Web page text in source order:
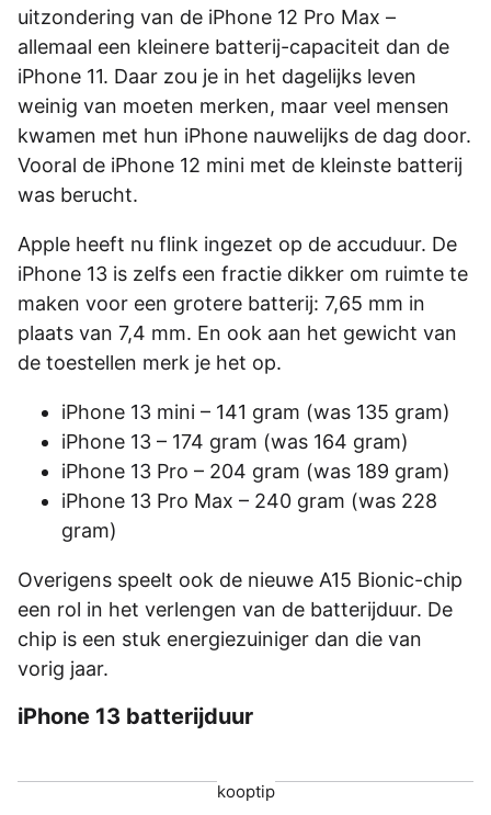
uitzondering van de iPhone 12 Pro Max –
allemaal een kleinere batterij-capaciteit dan de
iPhone 11. Daar zou je in het dagelijks leven
weinig van moeten merken, maar veel mensen
kwamen met hun iPhone nauwelijks de dag door.
Vooral de iPhone 12 mini met de kleinste batterij
was berucht.
Apple heeft nu flink ingezet op de accuduur. De
iPhone 13 is zelfs een fractie dikker om ruimte te
maken voor een grotere batterij: 7,65 mm in
plaats van 7,4 mm. En ook aan het gewicht van
de toestellen merk je het op.
iPhone 13‌ mini – 141 gram (was 135 gram)
‌iPhone 13‌ – 174 gram (was 164 gram)
iPhone 13 Pro – 204 gram (was 189 gram)
‌iPhone 13 Pro‌ Max – 240 gram (was 228
gram)
Overigens speelt ook de nieuwe A15 Bionic-chip
een rol in het verlengen van de batterijduur. De
chip is een stuk energiezuiniger dan die van
vorig jaar.
iPhone 13 batterijduur
kooptip